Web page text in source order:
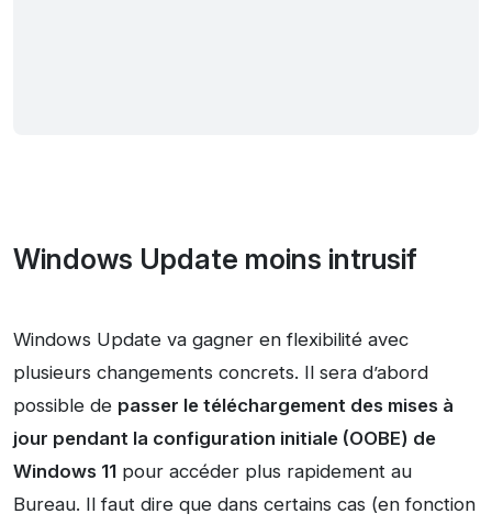
Windows Update moins intrusif
Windows Update va gagner en flexibilité avec
plusieurs changements concrets. Il sera d’abord
possible de passer le téléchargement des mises à
jour pendant la configuration initiale (OOBE) de
Windows 11 pour accéder plus rapidement au
Bureau. Il faut dire que dans certains cas (en fonction